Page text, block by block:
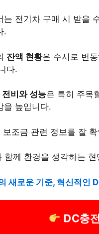
는 전기차 구매 시 받을
.
잔액 현황은 수시로 변
다.
전비와 성능은 특히 주목
을 높입니다.
조금 관련 정보를 잘 확
께 환경을 생각하는
새로운 기준, 혁신적인
DC충